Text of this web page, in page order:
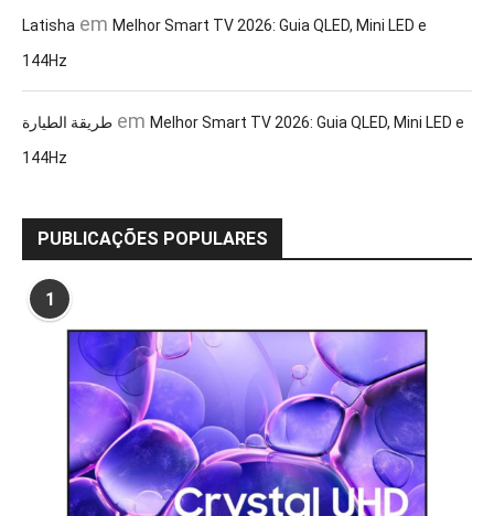
Latisha em Melhor Smart TV 2026: Guia QLED, Mini LED e
144Hz
طريقة الطيارة em Melhor Smart TV 2026: Guia QLED, Mini LED e
144Hz
PUBLICAÇÕES POPULARES
1